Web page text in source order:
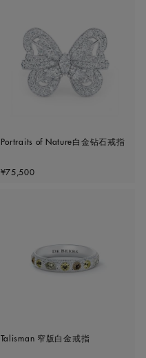
Portraits of Nature白金钻石戒指
Original price
¥75,500
Talisman 窄版白金戒指